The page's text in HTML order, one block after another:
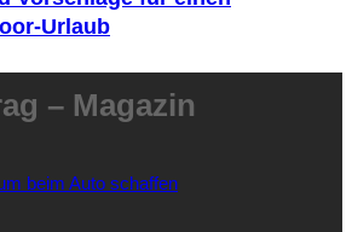
Urlaub
– Magazin